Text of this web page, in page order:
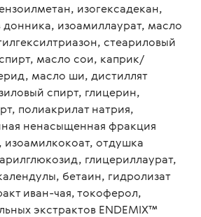
изогексадекан,
донника, изоамиллаурат, масло
стеариловый
масло сои, каприк/
масло ши, дистиллят
спирт, глицерин,
полиакрилат натрия,
ненасыщенная фракция
изоамилкокоат, отдушка
глицериллаурат,
бетаин, гидролизат
иван-чая, токоферол,
экстрактов ENDEMIX™